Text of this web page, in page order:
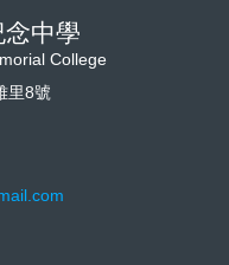
中學
College
里8號